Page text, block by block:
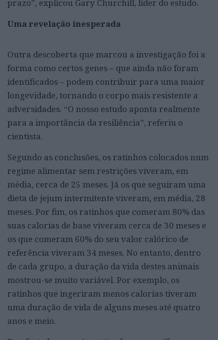
prazo”, explicou Gary Churchill, líder do estudo.
Uma revelação inesperada
Outra descoberta que marcou a investigação foi a
forma como certos genes – que ainda não foram
identificados – podem contribuir para uma maior
longevidade, tornando o corpo mais resistente a
adversidades. “O nosso estudo aponta realmente
para a importância da resiliência”, referiu o
cientista.
Segundo as conclusões, os ratinhos colocados num
regime alimentar sem restrições viveram, em
média, cerca de 25 meses. Já os que seguiram uma
dieta de jejum intermitente viveram, em média, 28
meses. Por fim, os ratinhos que comeram 80% das
suas calorias de base viveram cerca de 30 meses e
os que comeram 60% do seu valor calórico de
referência viveram 34 meses. No entanto, dentro
de cada grupo, a duração da vida destes animais
mostrou-se muito variável. Por exemplo, os
ratinhos que ingeriram menos calorias tiveram
uma duração de vida de alguns meses até quatro
anos e meio.